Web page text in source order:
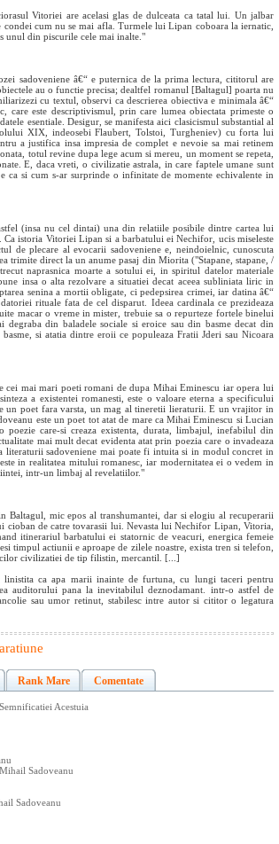
Vitoriei are acelasi glas de dulceata ca tatal lui. Un jalbar
cum nu se mai afla. Turmele lui Lipan coboara la iernatic,
unul din piscurile cele mai inalte."
sadoveniene â€“ e puternica de la prima lectura, cititorul are
au o functie precisa; dealtfel romanul [Baltagul] poarta nu
cu textul, observi ca descrierea obiectiva e minimala â€“
este descriptivismul, prin care lumea obiectata primeste o
esentiale. Desigur, se manifesta aici clasicismul substantial al
XIX, indeosebi Flaubert, Tolstoi, Turgheniev) cu forta lui
a justifica insa impresia de complet e nevoie sa mai retinem
totul revine dupa lege acum si mereu, un moment se repeta,
E, daca vreti, o civilizatie astrala, in care faptele umane sunt
ca si cum s-ar surprinde o infinitate de momente echivalente in
(insa nu cel dintai) una din relatiile posibile dintre cartea lui
istoria Vitoriei Lipan si a barbatului ei Nechifor, ucis miseleste
de plecare al evocarii sadoveniene e, neindoielnic, cunoscuta
trimite direct la un anume pasaj din Miorita ("Stapane, stapane, /
naprasnica moarte a sotului ei, in spiritul datelor materiale
insa o alta rezolvare a situatiei decat aceea subliniata liric in
senina a mortii obligate, ci pedepsirea crimei, iar datina â€“
rituale fata de cel disparut. Ideea cardinala ce prezideaza
macar o vreme in mister, trebuie sa o repurteze fortele binelui
degraba din baladele sociale si eroice sau din basme decat din
si atatia dintre eroii ce populeaza Fratii Jderi sau Nicoara
cei mai mari poeti romani de dupa Mihai Eminescu iar opera lui
a existentei romanesti, este o valoare eterna a specificului
un poet fara varsta, un mag al tineretii lieraturii. E un vrajitor in
este un poet tot atat de mare ca Mihai Eminescu si Lucian
poezie care-si creaza existenta, durata, limbajul, inefabilul din
mai mult decat evidenta atat prin poezia care o invadeaza
literaturii sadoveniene mai poate fi intuita si in modul concret in
in realitatea mitului romanesc, iar modernitatea ei o vedem in
intr-un limbaj al revelatiilor."
Baltagul, mic epos al transhumantei, dar si elogiu al recuperarii
de catre tovarasii lui. Nevasta lui Nechifor Lipan, Vitoria,
itinerariul barbatului ei statornic de veacuri, energica femeie
timpul actiunii e aproape de zilele noastre, exista tren si telefon,
civilizatiei de tip filistin, mercantil. [...]
linistita ca apa marii inainte de furtuna, cu lungi taceri pentru
auditorului pana la inevitabilul deznodamant. intr-o astfel de
sau umor retinut, stabilesc intre autor si cititor o legatura
Rank Mare Comentate
Acestuia
Sadoveanu
Sadoveanu